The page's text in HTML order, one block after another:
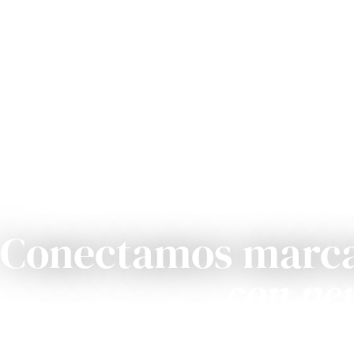
Conectamos
con